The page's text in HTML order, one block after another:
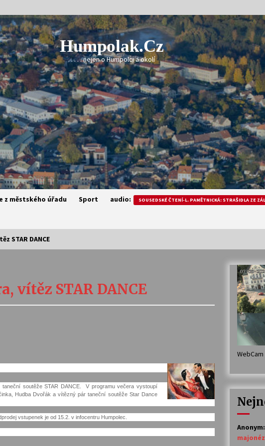
Humpolak.cz
. . . . . nejen o Humpolci a okolí
z městského úřadu Sport audio: SOUSEDSKÉ ČTENÍ-L. PAMĚTNICKÁ: STRAŠIDLA ZE
Stávám se kapkou
30. 7. 2026
Varhanní recitál Michala Novenka v
Klášteře Želiv
STAR DANCE
vítěz STAR DANCE
soutěže STAR DANCE. V programu večera vystoupí
Hudba Dvořák a vítězný pár taneční soutěže Star Dance
vstupenek je od 15.2. v infocentru Humpolec.
Anonym: